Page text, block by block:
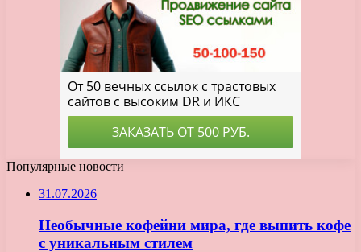
Популярные новости
31.07.2026
Необычные кофейни мира, где выпить кофе
с уникальным стилем